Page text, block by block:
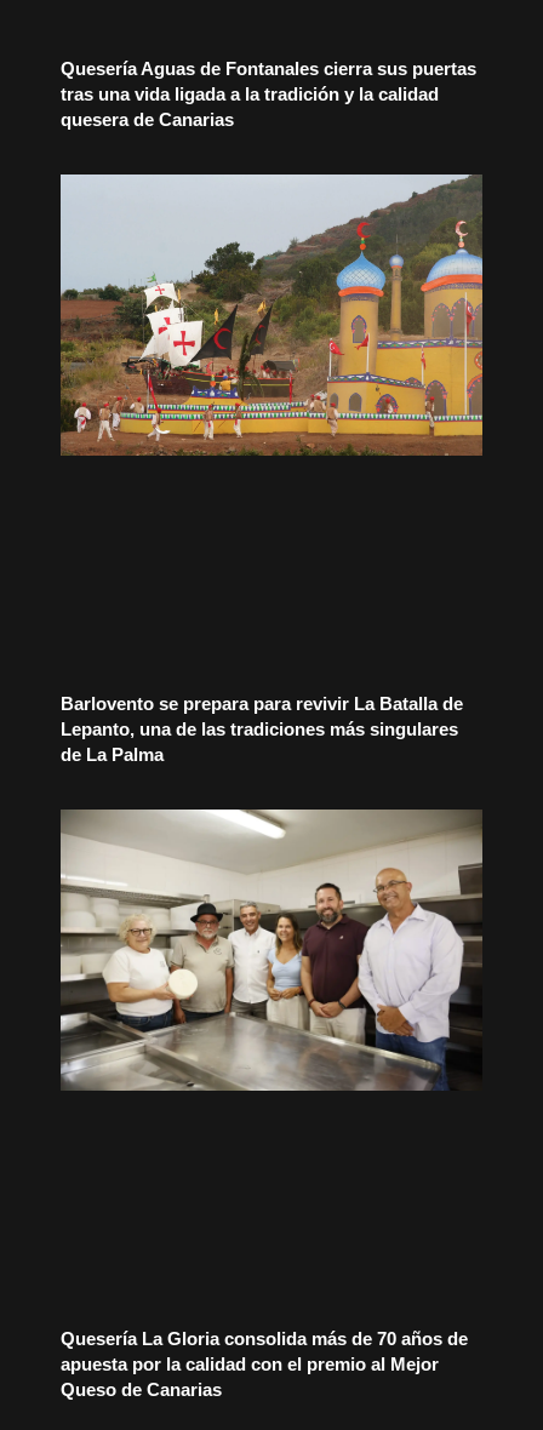
Quesería Aguas de Fontanales cierra sus puertas
tras una vida ligada a la tradición y la calidad
quesera de Canarias
Barlovento se prepara para revivir La Batalla de
Lepanto, una de las tradiciones más singulares
de La Palma
Quesería La Gloria consolida más de 70 años de
apuesta por la calidad con el premio al Mejor
Queso de Canarias